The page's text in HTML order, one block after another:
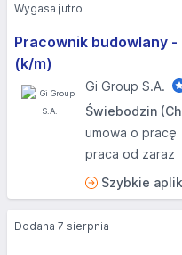
Pracownik budowlany
(k/m)
Gi Group S.A.
Świebodzin
umowa o pracę
praca od zaraz
Szybkie
Wygasa jutro
Dodana 7 sierpnia